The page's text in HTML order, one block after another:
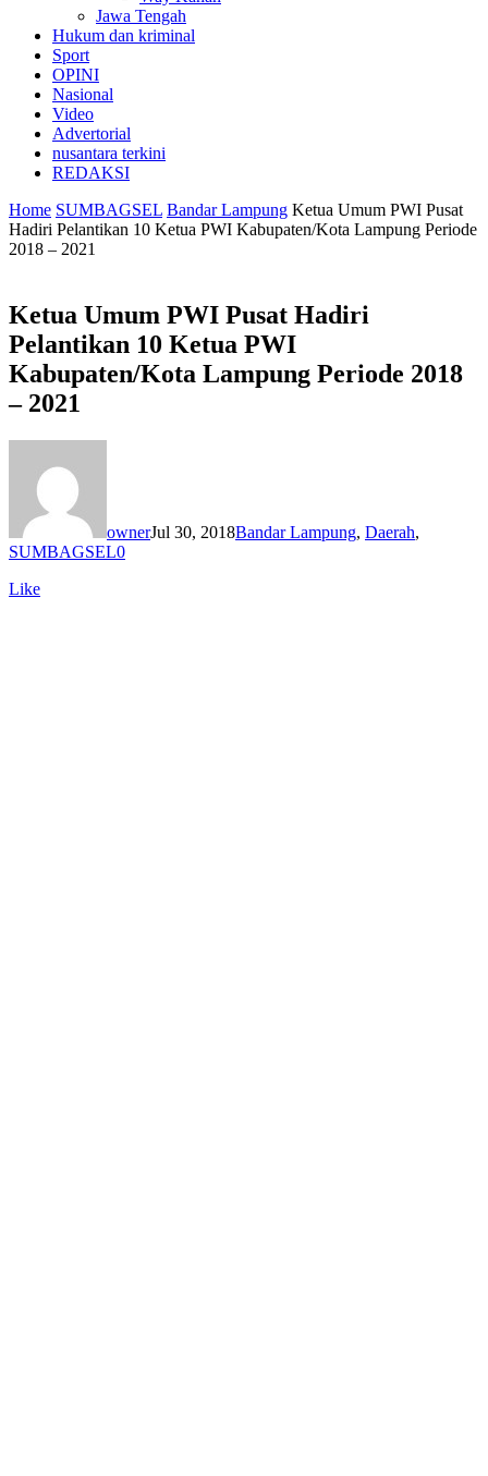
Jawa Tengah
Hukum dan kriminal
Sport
OPINI
Nasional
Video
Advertorial
nusantara terkini
REDAKSI
Home SUMBAGSEL Bandar Lampung Ketua Umum PWI Pusat
Hadiri Pelantikan 10 Ketua PWI Kabupaten/Kota Lampung Periode
2018 – 2021
Ketua Umum PWI Pusat Hadiri
Pelantikan 10 Ketua PWI
Kabupaten/Kota Lampung Periode 2018
– 2021
ownerJul 30, 2018Bandar Lampung, Daerah,
SUMBAGSEL0
Like